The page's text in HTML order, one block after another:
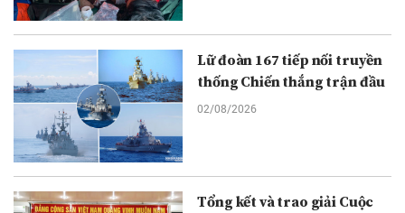
Lữ đoàn 167 tiếp nối truyền
thống Chiến thắng trận đầu
02/08/2026
Tổng kết và trao giải Cuộc